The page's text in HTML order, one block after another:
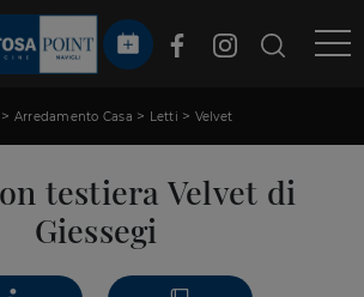
> Arredamento Casa > Letti > Velvet
testiera Velvet di
Giessegi